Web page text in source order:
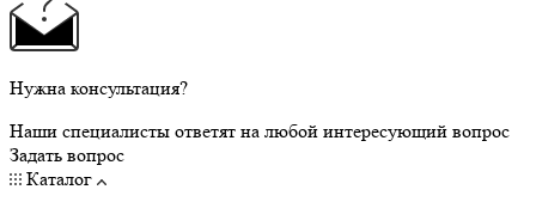
Нужна консультация?
Наши специалисты ответят на любой интересующий вопрос
Задать вопрос
Каталог